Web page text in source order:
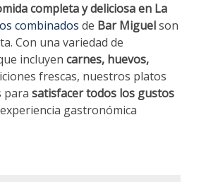
completay deliciosa en La
combinados de Bar Miguelson
Con una variedad de
incluyen carnes, huevos,
frescas, nuestros platos
para satisfacer todos los gustos
gastronómica